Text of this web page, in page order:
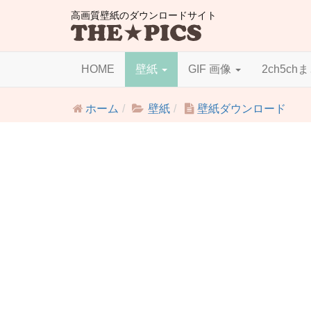
高画質壁紙のダウンロードサイト
HOME 壁紙 GIF 画像 2ch5ch
ホーム 壁紙 壁紙ダウンロード